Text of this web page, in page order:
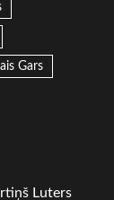
Gars
Luters